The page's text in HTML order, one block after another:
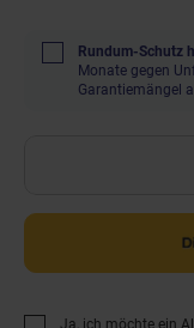
Rundum-Schutz
Monate gegen
Garantiemängel
Ja, ich möchte ein